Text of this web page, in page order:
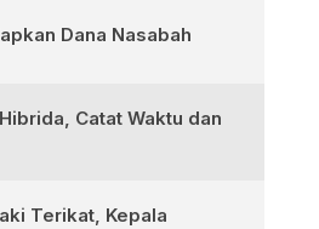
Dana Nasabah
Catat Waktu dan
Terikat, Kepala